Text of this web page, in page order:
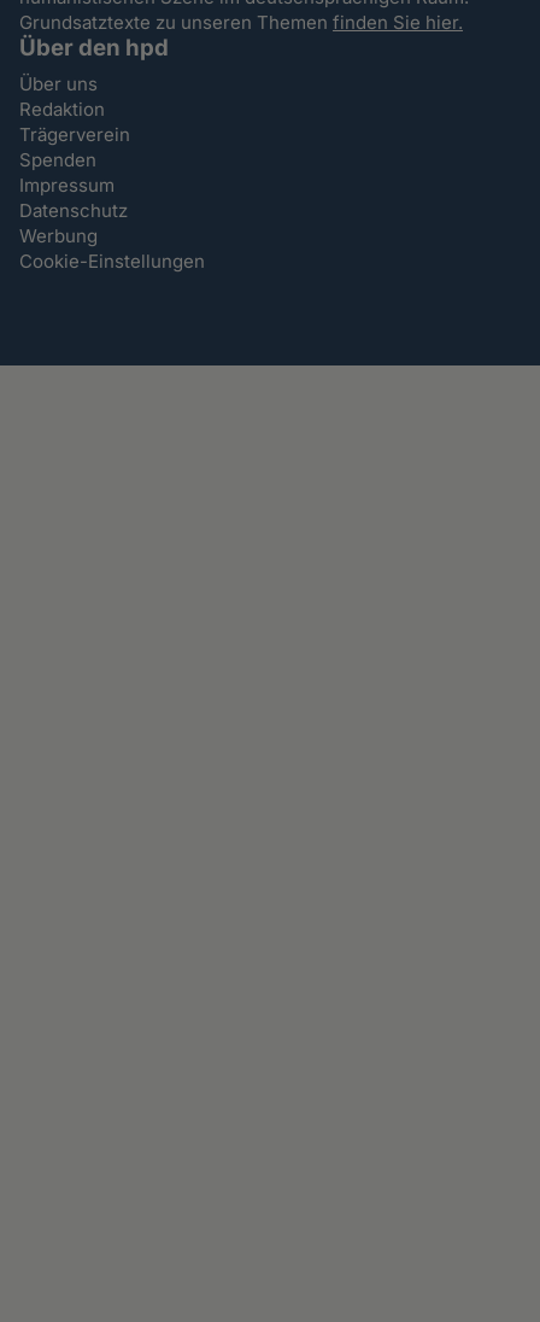
Grundsatztexte zu unseren Themenfinden Sie hier.
Über den hpd
Über uns
Redaktion
Trägerverein
Spenden
Impressum
Datenschutz
Werbung
Cookie-Einstellungen